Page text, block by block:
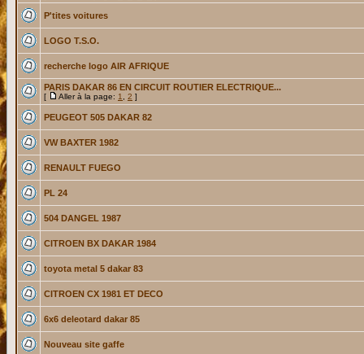
P'tites voitures
LOGO T.S.O.
recherche logo AIR AFRIQUE
PARIS DAKAR 86 EN CIRCUIT ROUTIER ELECTRIQUE...
[ Aller à la page: 1 2 ]
PEUGEOT 505 DAKAR 82
VW BAXTER 1982
RENAULT FUEGO
PL 24
504 DANGEL 1987
CITROEN BX DAKAR 1984
toyota metal 5 dakar 83
CITROEN CX 1981 ET DECO
6x6 deleotard dakar 85
Nouveau site gaffe